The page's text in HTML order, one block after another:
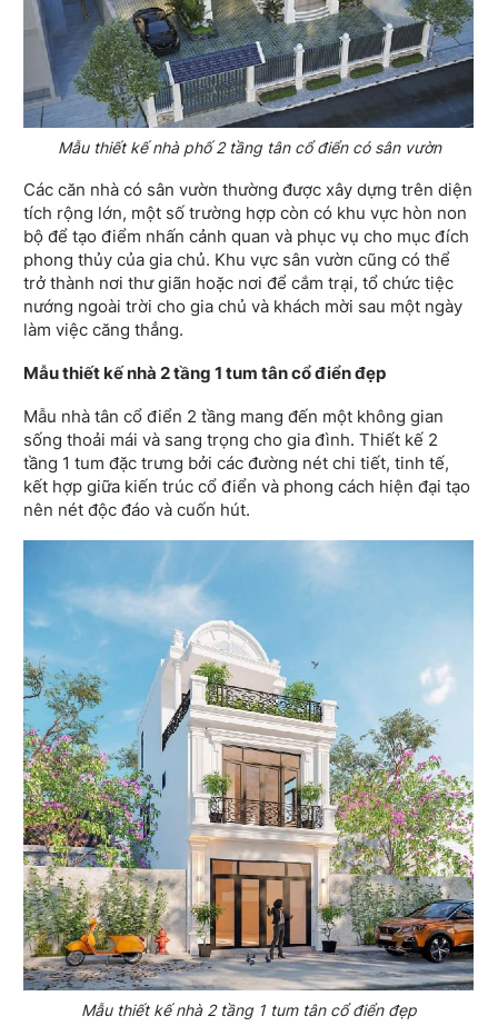
Mẫu thiết kế nhà phố 2 tầng tân cổ điển có sân vườn
Các căn nhà có sân vườn thường được xây dựng trên diện
tích rộng lớn, một số trường hợp còn có khu vực hòn non
bộ để tạo điểm nhấn cảnh quan và phục vụ cho mục đích
phong thủy của gia chủ. Khu vực sân vườn cũng có thể
trở thành nơi thư giãn hoặc nơi để cắm trại, tổ chức tiệc
nướng ngoài trời cho gia chủ và khách mời sau một ngày
làm việc căng thẳng.
Mẫu thiết kế nhà 2 tầng 1 tum tân cổ điển đẹp
Mẫu nhà tân cổ điển 2 tầng mang đến một không gian
sống thoải mái và sang trọng cho gia đình. Thiết kế 2
tầng 1 tum đặc trưng bởi các đường nét chi tiết, tinh tế,
kết hợp giữa kiến trúc cổ điển và phong cách hiện đại tạo
nên nét độc đáo và cuốn hút.
Mẫu thiết kế nhà 2 tầng 1 tum tân cổ điển đẹp